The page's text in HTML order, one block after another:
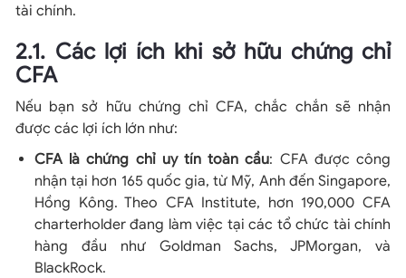
tài chính.
2.1. Các lợi ích khi sở hữu chứng chỉ
CFA
Nếu bạn sở hữu chứng chỉ CFA, chắc chắn sẽ nhận
được các lợi ích lớn như:
CFA là chứng chỉ uy tín toàn cầu: CFA được công
nhận tại hơn 165 quốc gia, từ Mỹ, Anh đến Singapore,
Hồng Kông. Theo CFA Institute, hơn 190,000 CFA
charterholder đang làm việc tại các tổ chức tài chính
hàng đầu như Goldman Sachs, JPMorgan, và
BlackRock.